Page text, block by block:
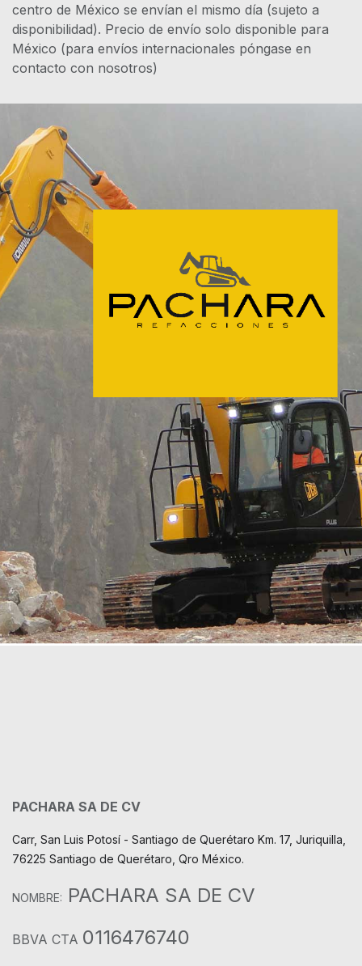
centro de México se envían el mismo día (sujeto a
disponibilidad). Precio de envío solo disponible para
México (para envíos internacionales póngase en
contacto con nosotros)
PACHARA SA DE CV
Carr, San Luis Potosí - Santiago de Querétaro Km. 17, Juriquilla,
76225 Santiago de Querétaro, Qro México.
NOMBRE: PACHARA SA DE CV
BBVA CTA 0116476740